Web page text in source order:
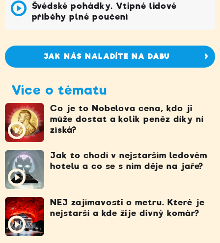
Švédské pohádky. Vtipné lidové
příběhy plné poučení
JAK NÁS NALADÍTE NA DABU
Více o tématu
Co je to Nobelova cena, kdo ji
může dostat a kolik peněz díky ní
získá?
Jak to chodí v nejstarším ledovém
hotelu a co se s ním děje na jaře?
NEJ zajímavosti o metru. Které je
nejstarší a kde žije divný komár?